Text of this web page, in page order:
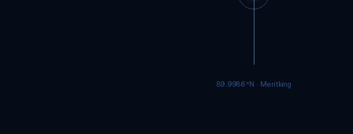
89.9984°N · Meritking